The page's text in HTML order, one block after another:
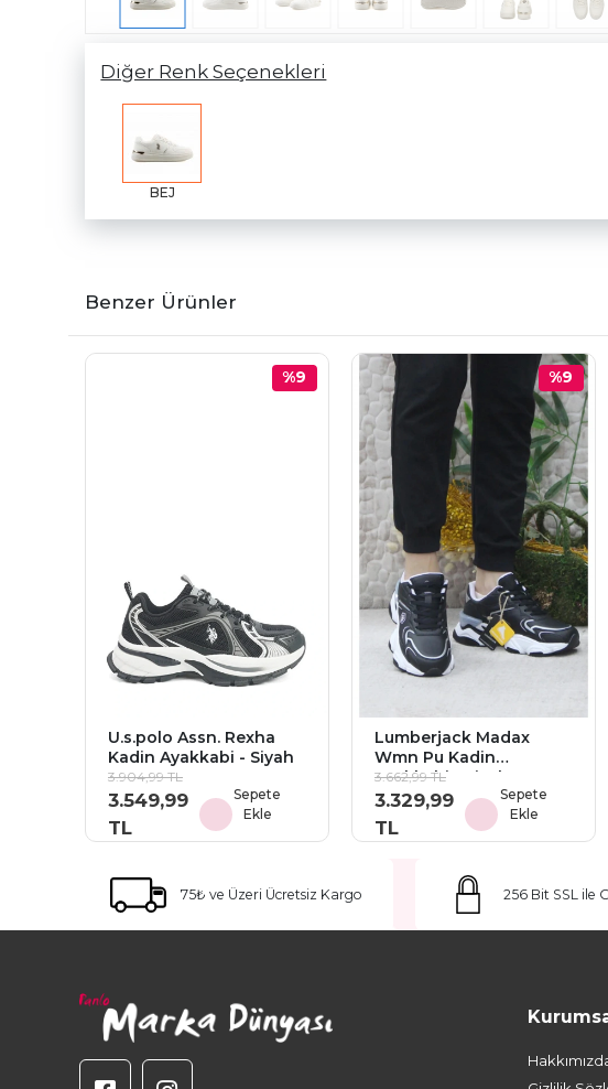
Diğer Renk Seçenekleri
BEJ
Benzer Ürünler
%9
U.s.polo Assn. Rexha
Kadin Ayakkabi - Siyah
3.904,99 TL
3.549,99
TL
Sepete
Ekle
%9
Lumberjack Madax
Wmn Pu Kadin
Ayakkabi - Siyah
3.662,99 TL
3.329,99
TL
Sepete
Ekle
75₺ ve Üzeri Ücretsiz Kargo 256 Bit SSL ile